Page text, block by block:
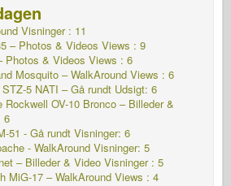
Visninger : 11
– Photos & Videos Views : 9
Photos & Videos Views : 6
Mosquito – WalkAround Views : 6
5 NATI – Gå rundt Udsigt: 6
Rockwell OV-10 Bronco – Billeder &
6
51 - Gå rundt Visninger: 6
- WalkAround Visninger: 5
– Billeder & Video Visninger : 5
MiG-17 – WalkAround Views : 4